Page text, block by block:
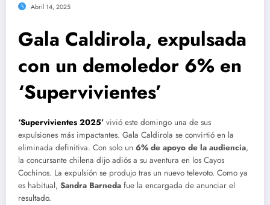
Abril 14, 2025
Gala Caldirola, expulsada
con un demoledor 6% en
‘Supervivientes’
‘Supervivientes 2025’ vivió este domingo una de sus
expulsiones más impactantes. Gala Caldirola se convirtió en la
eliminada definitiva. Con solo un 6% de apoyo de la audiencia,
la concursante chilena dijo adiós a su aventura en los Cayos
Cochinos. La expulsión se produjo tras un nuevo televoto. Como ya
es habitual, Sandra Barneda fue la encargada de anunciar el
resultado.